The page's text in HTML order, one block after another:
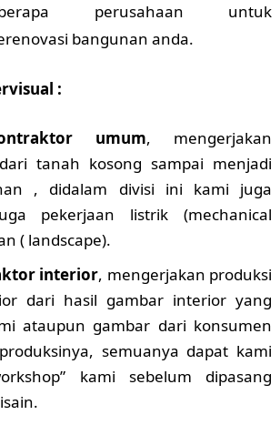
perusahaan untuk
bangunan anda.
:
umum, mengerjakan
tanah kosong sampai menjadi
, didalam divisi ini kami juga
pekerjaan listrik (mechanical
( landscape).
interior, mengerjakan produksi
dari hasil gambar interior yang
ataupun gambar dari konsumen
semuanya dapat kami
kami sebelum dipasang